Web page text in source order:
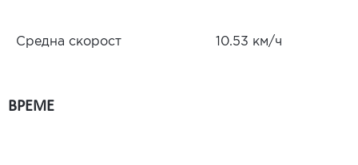
Средна скорост 10.53 км/ч
ВРЕМЕ